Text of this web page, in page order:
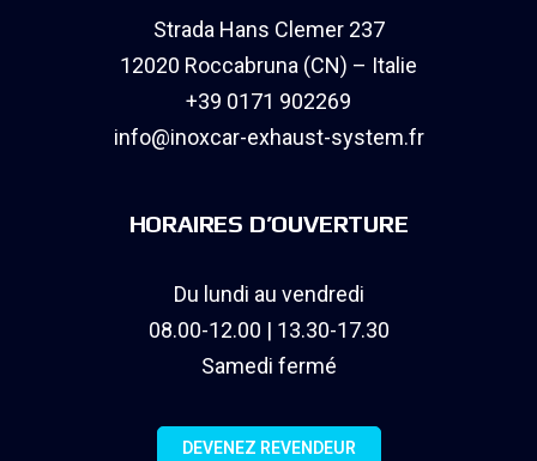
Strada Hans Clemer 237
12020 Roccabruna (CN) – Italie
+39 0171 902269
info@inoxcar-exhaust-system.fr
HORAIRES D’OUVERTURE
Du lundi au vendredi
08.00-12.00 | 13.30-17.30
Samedi fermé
DEVENEZ REVENDEUR